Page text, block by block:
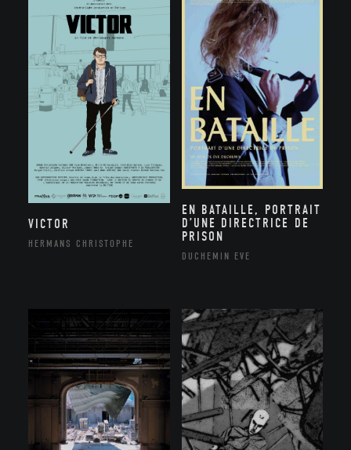
VICTOR
HERMANS CHRISTOPHE
EN BATAILLE, PORTRAIT
D’UNE DIRECTRICE DE
PRISON
DUCHEMIN EVE